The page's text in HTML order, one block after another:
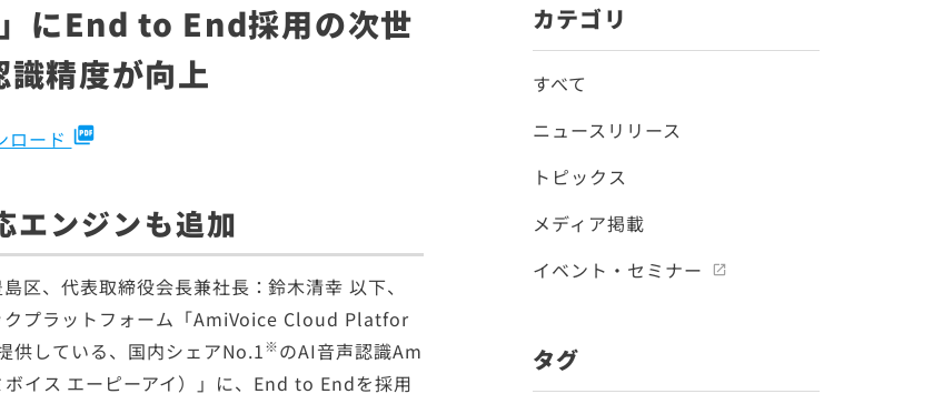
IRについてのご質問
にEnd to End採用の次世
精度が向上
ロード picture_as_pdf
エンジンも追加
区、代表取締役会長兼社長：鈴木清幸 以下、
クプラットフォーム「AmiVoice Cloud Platfor
供している、国内シェアNo.1※のAI音声認識Am
イス エーピーアイ）」に、End to Endを採用
カテゴリ
すべて
ニュースリリース
トピックス
メディア掲載
イベント・セミナー
タグ